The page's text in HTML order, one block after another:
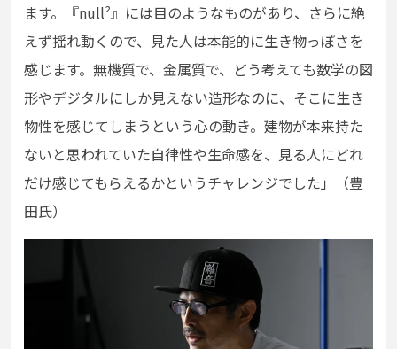
ます。『null²』には目のようなものがあり、さらに絶
えず揺れ動くので、見た人は本能的に生き物っぽさを
感じます。無機質で、金属質で、どう考えても数学の図
形やデジタルにしか見えない造形なのに、そこに生き
物性を感じてしまうという心の動き。建物が本来持た
ないと思われていた自律性や生命感を、見る人にどれ
だけ感じてもらえるかというチャレンジでした」（豊
田氏）